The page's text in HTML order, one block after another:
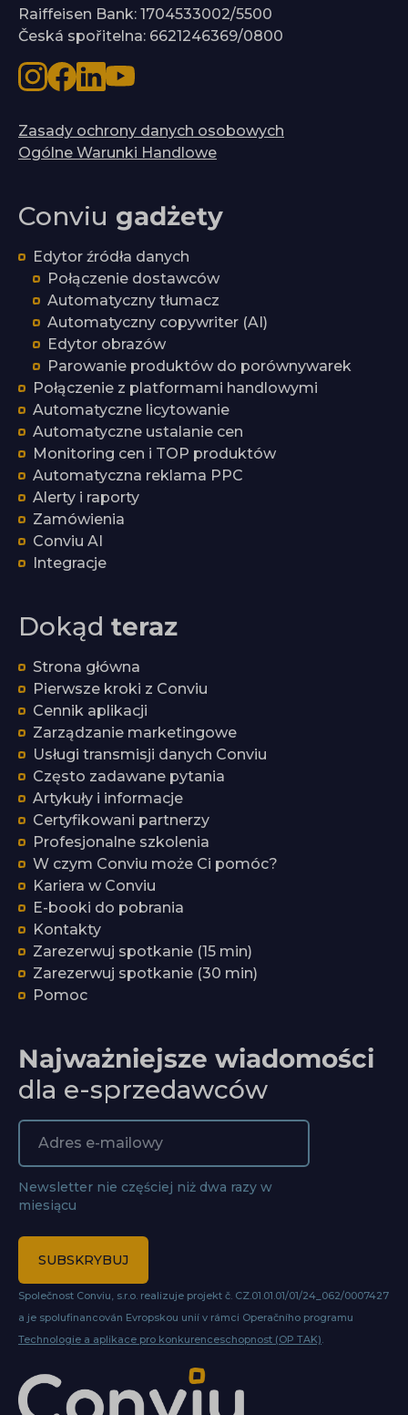
Raiffeisen Bank: 1704533002/5500
Česká spořitelna: 6621246369/0800
Zasady ochrony danych osobowych
Ogólne Warunki Handlowe
Conviu gadżety
Edytor źródła danych
Połączenie dostawców
Automatyczny tłumacz
Automatyczny copywriter (AI)
Edytor obrazów
Parowanie produktów do porównywarek
Połączenie z platformami handlowymi
Automatyczne licytowanie
Automatyczne ustalanie cen
Monitoring cen i TOP produktów
Automatyczna reklama PPC
Alerty i raporty
Zamówienia
Conviu AI
Integracje
Dokąd teraz
Strona główna
Pierwsze kroki z Conviu
Cennik aplikacji
Zarządzanie marketingowe
Usługi transmisji danych Conviu
Często zadawane pytania
Artykuły i informacje
Certyfikowani partnerzy
Profesjonalne szkolenia
W czym Conviu może Ci pomóc?
Kariera w Conviu
E-booki do pobrania
Kontakty
Zarezerwuj spotkanie (15 min)
Zarezerwuj spotkanie (30 min)
Pomoc
Najważniejsze wiadomości
dla e-sprzedawców
Newsletter nie częściej niż dwa razy w
miesiącu
SUBSKRYBUJ
Společnost Conviu, s.r.o. realizuje projekt č. CZ.01.01.01/01/24_062/0007427
a je spolufinancován Evropskou unií v rámci Operačního programu
Technologie a aplikace pro konkurenceschopnost (OP TAK).